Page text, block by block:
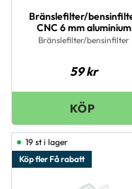
Bränslefilter/
CNC 6 mm aluminium
Bränslefilter/bensinfilter
59kr
Köp fler Få rabatt
19 st i lager